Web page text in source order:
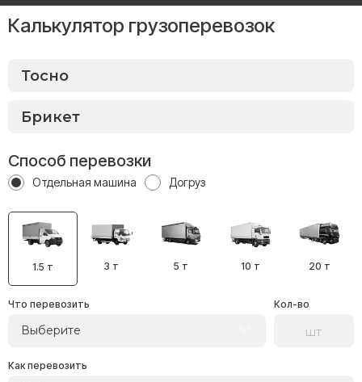
Калькулятор грузоперевозок
Способ перевозки
Отдельная машина Догруз
1.5 т 3 т 5 т 10 т 20 т
Что перевозить
Выберите
Кол-во
Как перевозить